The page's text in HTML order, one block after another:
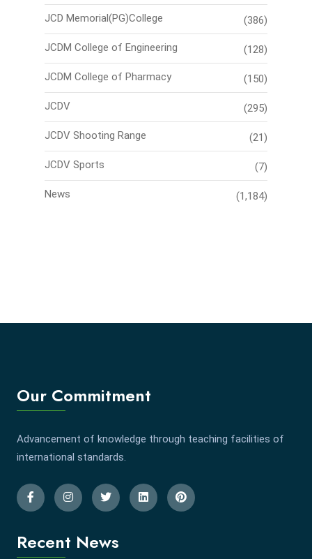
JCD Memorial(PG)College (386)
JCDM College of Engineering (128)
JCDM College of Pharmacy (150)
JCDV (295)
JCDV Shooting Range (21)
JCDV Sports (7)
News (1,184)
Our Commitment
Advancement of knowledge through teaching facilities of
international standards.
Recent News